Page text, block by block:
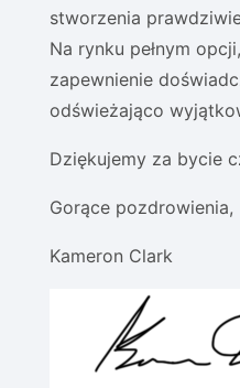
stworzenia
Na rynku pełnym
zapewnienie
odświeżająco
Dziękujemy za bycie
Gorące pozdrowienia,
Kameron Clark